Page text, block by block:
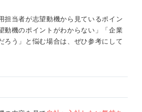
担当者が志望動機から見ているポイン
動機のポイントがわからない」「企業
ろう」と悩む場合は、ぜひ参考にして